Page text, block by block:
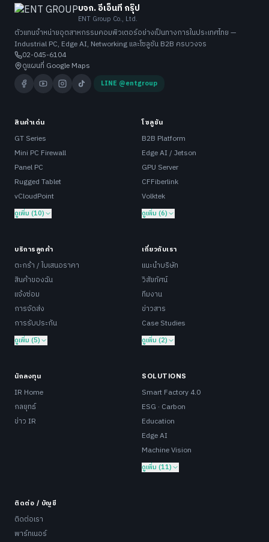
บจก. อีเอ็นที กรุ๊ป
ENT Group Co., Ltd.
ตัวแทนจำหน่ายอุตสาหกรรมคอมพิวเตอร์อย่างเป็นทางการในประเทศไทย —
Industrial PC, Edge AI, Networking และโซลูชัน B2B ครบวงจร
02-045-6104
ดูแผนที่ Google Maps
LINE @entgroup
สินค้าเด่น
GT Series
Mini PC Firewall
Panel PC
Rugged Tablet
vCloudPoint
ดูเพิ่ม (10)
โซลูชัน
B2B Platform
Edge AI / Jetson
GPU Server
CFFiberlink
Volktek
ดูเพิ่ม (6)
บริการลูกค้า
ตะกร้า / ใบเสนอราคา
สินค้าของฉัน
แจ้งซ่อม
การจัดส่ง
การรับประกัน
ดูเพิ่ม (5)
เกี่ยวกับเรา
แนะนำบริษัท
วิสัยทัศน์
ทีมงาน
ข่าวสาร
Case Studies
ดูเพิ่ม (2)
นักลงทุน
IR Home
กลยุทธ์
ข่าว IR
SOLUTIONS
Smart Factory 4.0
ESG · Carbon
Education
Edge AI
Machine Vision
ดูเพิ่ม (11)
ติดต่อ / บัญชี
ติดต่อเรา
พาร์ทเนอร์